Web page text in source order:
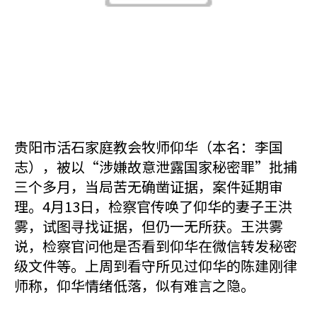
贵阳市活石家庭教会牧师仰华（本名：李国
志），被以“涉嫌故意泄露国家秘密罪”批捕
三个多月，当局苦无确凿证据，案件延期审
理。4月13日，检察官传唤了仰华的妻子王洪
雾，试图寻找证据，但仍一无所获。王洪雾
说，检察官问他是否看到仰华在微信转发秘密
级文件等。上周到看守所见过仰华的陈建刚律
师称，仰华情绪低落，似有难言之隐。